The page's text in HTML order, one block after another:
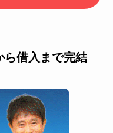
借入まで完結